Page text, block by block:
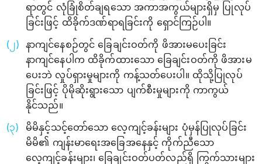
ရာတွင် လုံခြုံစိတ်ချရသော အကာအကွယ်များရှိမှ ပြုလုပ်
ခြင်းဖြင့် ထိခိုက်ဒဏ်ရာရခြင်းကို ရှောင်ကြဉ်ပါ။
နာကျင်နေစဉ်တွင် ခြေချင်းဝတ်ကို ဖိအားမပေးခြင်း
နာကျင်နေပါက ထိခိုက်ထားသော ခြေချင်းဝတ်ကို ဖိအားမ
ပေးဘဲ လှုပ်ရှားမှုများကို ကန့်သတ်ပေးပါ။ ထိုသို့ပြုလုပ်
ခြင်းဖြင့် ပိုမိုဆိုးရွားသော ပျက်စီးမှုများကို ကာကွယ်
နိုင်သည်။
မိမိနှင့်သင့်တော်သော လေ့ကျင့်ခန်းများ ပုံမှန်ပြုလုပ်ခြင်း
မိမိ၏ ကျန်းမာရေးအခြေအနေနှင့် ကိုက်ညီသော
လေ့ကျင့်ခန်းများ၊ ခြေချင်းဝတ်ပတ်လည်ရှိ ကြွက်သားများ